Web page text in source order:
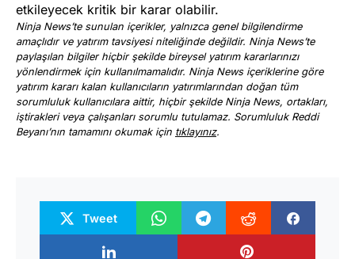
etkileyecek kritik bir karar olabilir.
Ninja News’te sunulan içerikler, yalnızca genel bilgilendirme
amaçlıdır ve yatırım tavsiyesi niteliğinde değildir. Ninja News’te
paylaşılan bilgiler hiçbir şekilde bireysel yatırım kararlarınızı
yönlendirmek için kullanılmamalıdır. Ninja News içeriklerine göre
yatırım kararı kalan kullanıcıların yatırımlarından doğan tüm
sorumluluk kullanıcılara aittir, hiçbir şekilde Ninja News, ortakları,
iştirakleri veya çalışanları sorumlu tutulamaz. Sorumluluk Reddi
Beyanı’nın tamamını okumak için tıklayınız.
Tweet